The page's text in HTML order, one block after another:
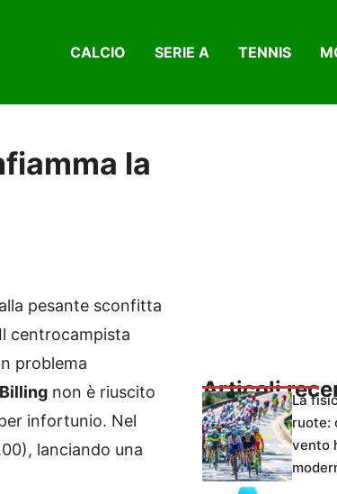
CALCIO SERIE A TENNIS
la
pesante sconfitta
centrocampista
problema
Billing non è riuscito
infortunio. Nel
lanciando una
Articoli
La
ruote:
vento